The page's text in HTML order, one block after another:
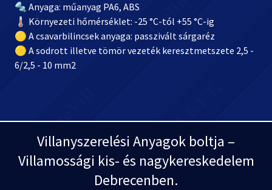
🔩 Anyaga: műanyag PA6, ABS
🌡️ Környezeti hőmérséklet: -25 °C-tól +55 °C-ig
🟡 A csavarbilincsek anyaga: passzivált sárgaréz
🟡 A sodrott illetve tömör vezeték keresztmetszete 2,5 -
6/2,5 - 10 mm2
Villanyszerelési Anyagok boltja –
Villamossági kis- és nagykereskedelem
Debrecenben.